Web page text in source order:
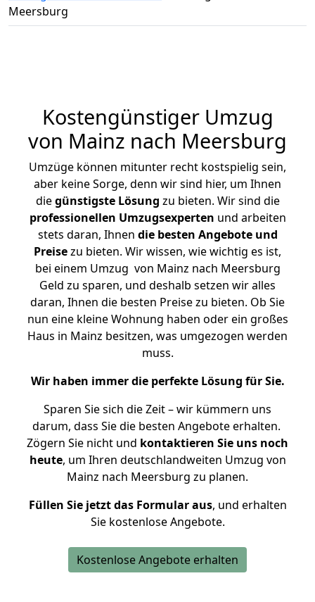
Meersburg
Kostengünstiger Umzug
von Mainz nach Meersburg
Umzüge können mitunter recht kostspielig sein,
aber keine Sorge, denn wir sind hier, um Ihnen
diegünstigste Lösung zu bieten. Wir sind die
professionellen Umzugsexperten und arbeiten
stets daran, Ihnen die besten Angebote und
Preisezu bieten. Wir wissen, wie wichtig es ist,
bei einem Umzug von Mainz nach Meersburg
Geld zu sparen, und deshalb setzen wir alles
daran, Ihnen die besten Preise zu bieten. Ob Sie
nun eine kleine Wohnung haben oder ein großes
Haus in Mainz besitzen, was umgezogen werden
muss.
Wir haben immer die perfekte Lösung für Sie.
Sparen Sie sich die Zeit – wir kümmern uns
darum, dass Sie die besten Angebote erhalten.
Zögern Sie nicht und kontaktieren Sie uns noch
heute, um Ihren deutschlandweiten Umzug von
Mainz nach Meersburg zu planen.
Füllen Sie jetzt das Formular aus, und erhalten
Sie kostenlose Angebote.
Kostenlose Angebote erhalten